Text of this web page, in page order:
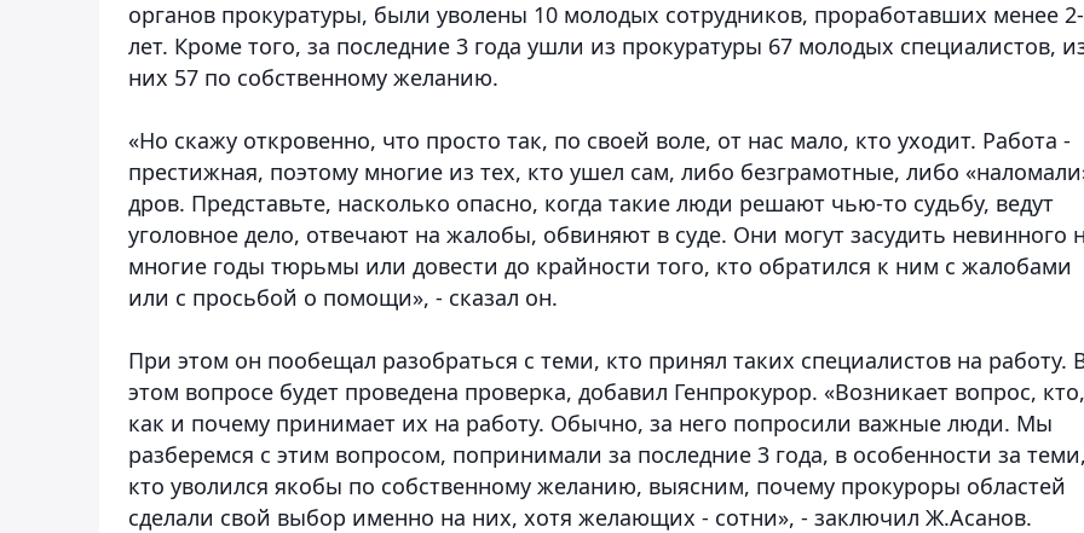
органов прокуратуры, были уволены 10 молодых сотрудников, проработавших менее
лет. Кроме того, за последние 3 года ушли из прокуратуры 67 молодых специалистов,
них 57 по собственному желанию.
«Но скажу откровенно, что просто так, по своей воле, от нас мало, кто уходит. Работа -
престижная, поэтому многие из тех, кто ушел сам, либо безграмотные, либо
дров. Представьте, насколько опасно, когда такие люди решают чью-то судьбу, ведут
уголовное дело, отвечают на жалобы, обвиняют в суде. Они могут засудить невинного
многие годы тюрьмы или довести до крайности того, кто обратился к ним с жалобами
или с просьбой о помощи», - сказал он.
При этом он пообещал разобраться с теми, кто принял таких специалистов на работу.
этом вопросе будет проведена проверка, добавил Генпрокурор. «Возникает вопрос, кто,
как и почему принимает их на работу. Обычно, за него попросили важные люди. Мы
разберемся с этим вопросом, попринимали за последние 3 года, в особенности за
кто уволился якобы по собственному желанию, выясним, почему прокуроры областей
сделали свой выбор именно на них, хотя желающих - сотни», - заключил Ж.Асанов.